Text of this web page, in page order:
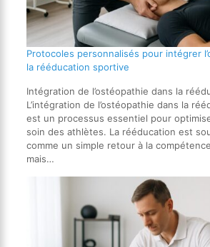
Protocoles personnalisés pour intégrer
la rééducation sportive
Intégration de l’ostéopathie dans la
L’intégration de l’ostéopathie dans la
est un processus essentiel pour
soin des athlètes. La rééducation est
comme un simple retour à la
mais…